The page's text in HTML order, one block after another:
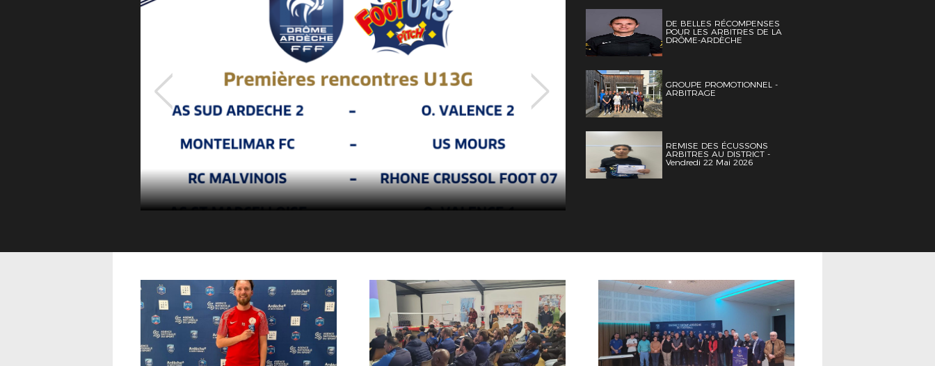
DE BELLES RÉCOMPENSES
POUR LES ARBITRES DE LA
DRÔME-ARDÈCHE
GROUPE PROMOTIONNEL -
ARBITRAGE
REMISE DES ÉCUSSONS
ARBITRES AU DISTRICT -
Vendredi 22 Mai 2026